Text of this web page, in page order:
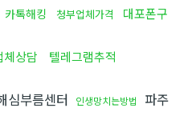
카톡해킹 청부업체가격
대포폰구
체상담 텔레그램추적
심부름센터 인생망치는방법
파주